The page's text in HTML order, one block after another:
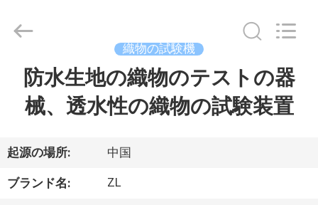
ロ
ダ
Dongguan
Zhongli
Reserved.
織物の試験機
防水生地の織物のテストの器
械、透水性の織物の試験装置
起源の場所: 中国
ブランド名: ZL